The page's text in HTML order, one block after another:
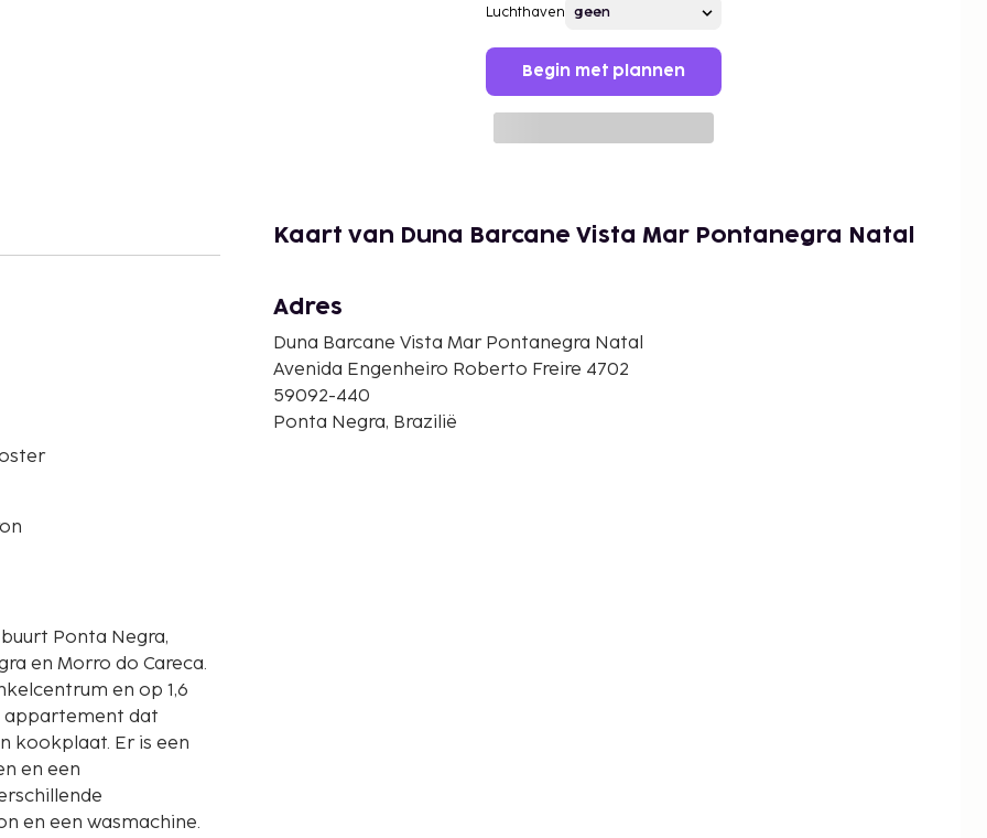
Luchthaven
Begin met plannen
Ponta Negra,
en Morro do Careca.
en op 1,6
appartement dat
kookplaat. Er is een
en een
en een wasmachine.
Kaart van Duna Barcane Vista Mar Pontanegra Natal
Adres
Duna Barcane Vista Mar Pontanegra Natal
Avenida Engenheiro Roberto Freire 4702
59092-440
Ponta Negra, Brazilië